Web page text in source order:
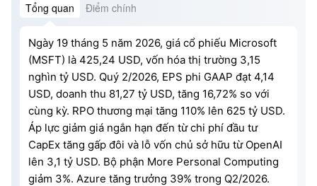
Tổng quan Điểm chính
Ngày 19 tháng 5 năm 2026, giá cổ phiếu Microsoft
(MSFT) là 425,24 USD, vốn hóa thị trường 3,15
nghìn tỷ USD. Quý 2/2026, EPS phi GAAP đạt 4,14
USD, doanh thu 81,27 tỷ USD, tăng 16,72% so với
cùng kỳ. RPO thương mại tăng 110% lên 625 tỷ USD.
Áp lực giảm giá ngắn hạn đến từ chi phí đầu tư
CapEx tăng gấp đôi và lỗ vốn chủ sở hữu từ OpenAI
lên 3,1 tỷ USD. Bộ phận More Personal Computing
giảm 3%. Azure tăng trưởng 39% trong Q2/2026.